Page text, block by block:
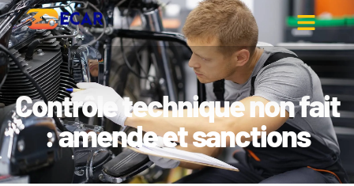
Contrôle technique non fait
: amende et sanctions